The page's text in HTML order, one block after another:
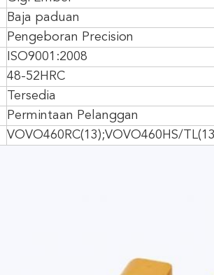
Baja paduan
Pengeboran Precision
ISO9001:2008
48-52HRC
Tersedia
Permintaan Pelanggan
VOVO460RC(13);VOVO460HS/